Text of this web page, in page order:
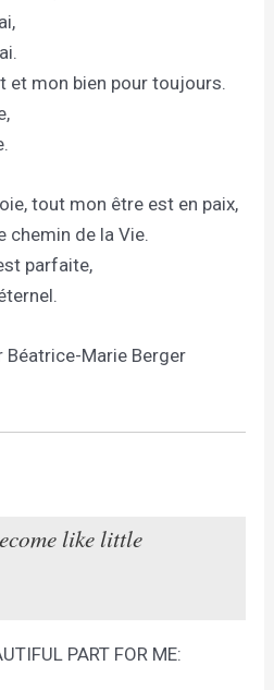
et mon bien pour toujours.
tout mon être est en paix,
chemin de la Vie.
parfaite,
Marie Berger
like little
PART FOR ME: